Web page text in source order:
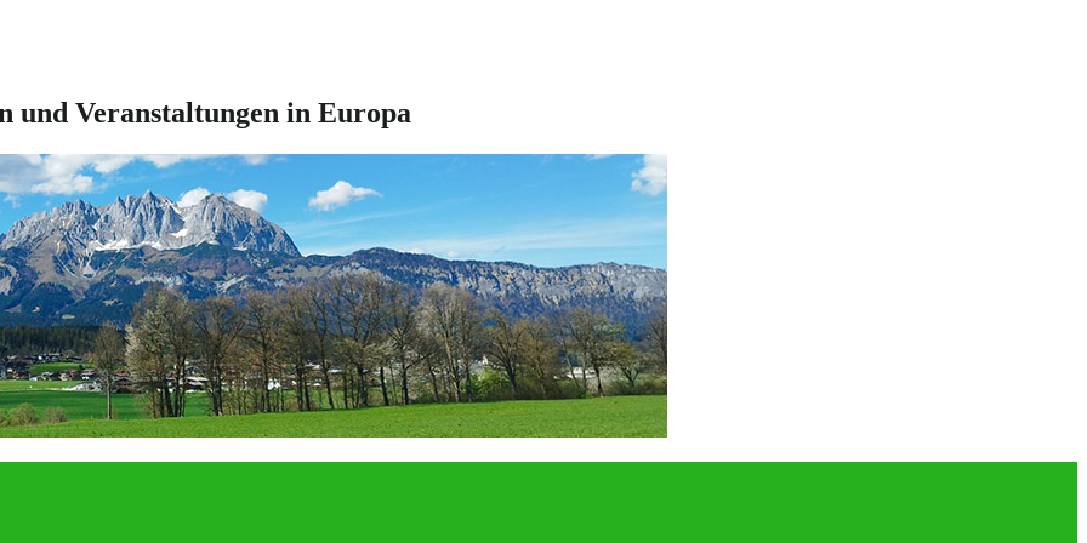
und Veranstaltungen in Europa